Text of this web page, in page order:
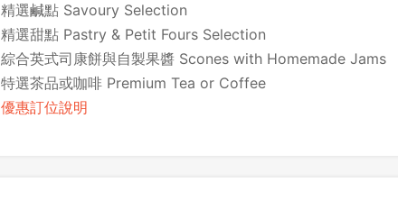
精選鹹點 Savoury Selection
精選甜點 Pastry & Petit Fours Selection
綜合英式司康餅與自製果醬 Scones with Homemade Jams
特選茶品或咖啡 Premium Tea or Coffee
優惠訂位說明